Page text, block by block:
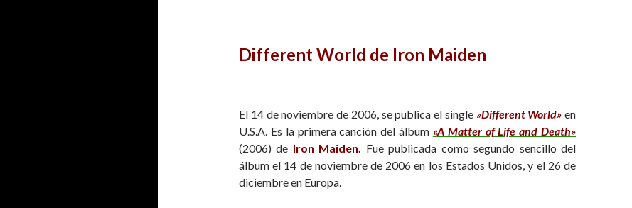
Different World de Iron Maiden
El 14 de noviembre de 2006, se publica el single »Different World» en
U.S.A. Es la primera canción del álbum «A Matter of Life and Death»
(2006) de Iron Maiden. Fue publicada como segundo sencillo del
álbum el 14 de noviembre de 2006 en los Estados Unidos, y el 26 de
diciembre en Europa.